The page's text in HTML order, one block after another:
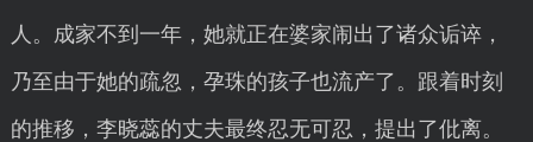
人。成家不到一年，她就正在婆家闹出了诸众诟谇，
乃至由于她的疏忽，孕珠的孩子也流产了。跟着时刻
的推移，李晓蕊的丈夫最终忍无可忍，提出了仳离。